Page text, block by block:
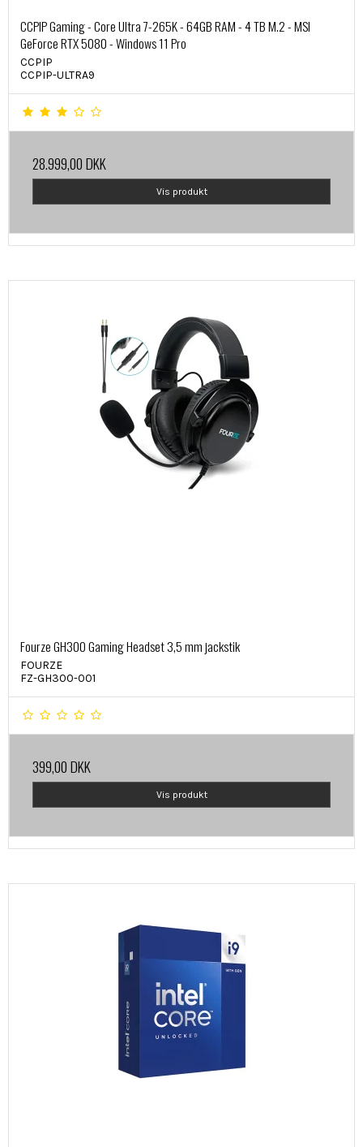
CCPIP Gaming - Core Ultra 7-265K - 64GB RAM - 4 TB M.2 - MSI
GeForce RTX 5080 - Windows 11 Pro
CCPIP
CCPIP-ULTRA9
28.999,00 DKK
Vis produkt
Fourze GH300 Gaming Headset 3,5 mm jackstik
FOURZE
FZ-GH300-001
399,00 DKK
Vis produkt